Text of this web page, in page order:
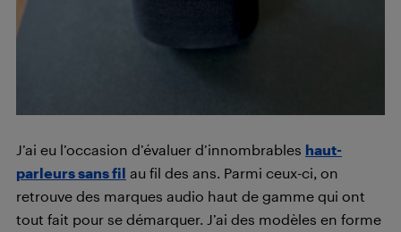
J’ai eu l’occasion d’évaluer d’innombrables haut-
parleurs sans fil au fil des ans. Parmi ceux-ci, on
retrouve des marques audio haut de gamme qui ont
tout fait pour se démarquer. J’ai des modèles en forme